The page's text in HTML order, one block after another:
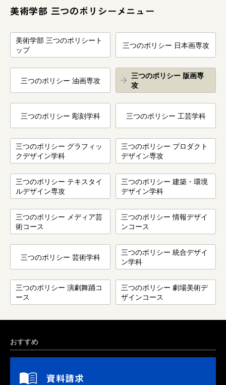
美術学部 三つのポリシーメニュー
美術学部 三つのポリシート
ップ
三つのポリシー 日本画専攻
三つのポリシー 油画専攻
三つのポリシー 版画専
攻
三つのポリシー 彫刻学科 三つのポリシー 工芸学科
三つのポリシー グラフィッ
クデザイン学科
三つのポリシー プロダクト
デザイン専攻
三つのポリシー テキスタイ
ルデザイン専攻
三つのポリシー 建築・環境
デザイン学科
三つのポリシー メディア芸
術コース
三つのポリシー 情報デザイ
ンコース
三つのポリシー 芸術学科
三つのポリシー 統合デザイ
ン学科
三つのポリシー 演劇舞踊コ
ース
三つのポリシー 劇場美術デ
ザインコース
おすすめ
資料請求